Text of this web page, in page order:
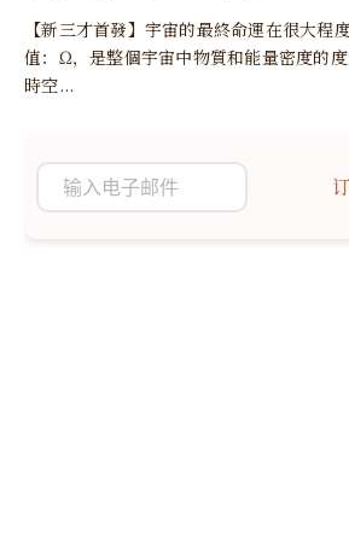
【新三才首發】宇宙的最終命運在很大程
值：Ω，是整個宇宙中物質和能量密度的
時空...